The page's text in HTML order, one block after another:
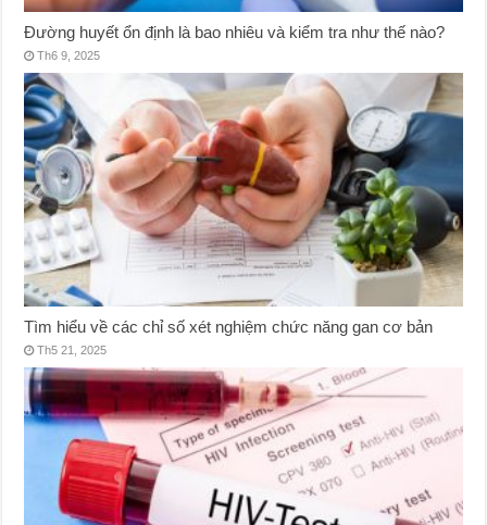
Đường huyết ổn định là bao nhiêu và kiểm tra như thế nào?
Th6 9, 2025
Tìm hiểu về các chỉ số xét nghiệm chức năng gan cơ bản
Th5 21, 2025